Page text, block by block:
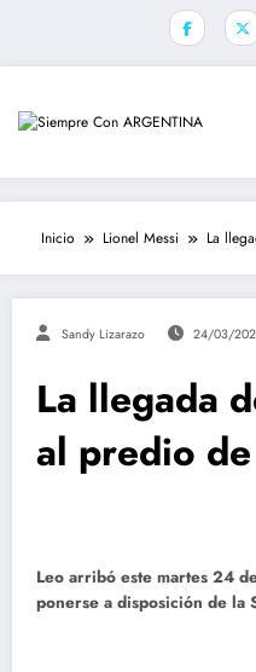
Inicio Lionel Messi La
Sandy Lizarazo 24/03/
La llegada
al predio
Leo arribó este martes 24
ponerse a disposición de la